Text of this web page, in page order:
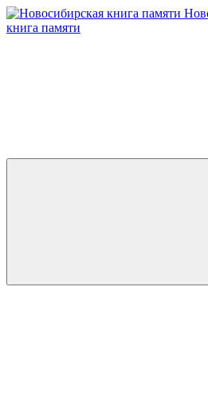
книга памяти